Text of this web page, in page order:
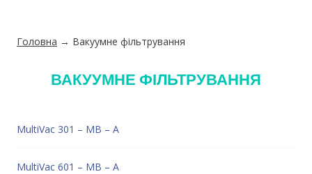
Головна → Вакуумне фільтрування
ВАКУУМНЕ ФІЛЬТРУВАННЯ
MultiVac 301 – MB – A
MultiVac 601 – MB – A